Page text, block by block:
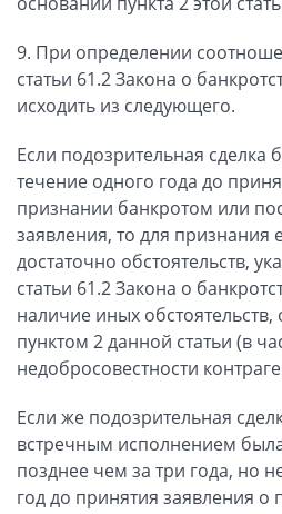
9. При определении
статьи 61.2 Закона о
исходить из следующего.
Если подозрительная сделка
течение одного года до
признании банкротом или
заявления, то для признания
достаточно обстоятельств,
статьи 61.2 Закона о
наличие иных
пунктом 2 данной статьи (в
недобросовестности
Если же подозрительная
встречным исполнением
позднее чем за три года, но
год до принятия заявления